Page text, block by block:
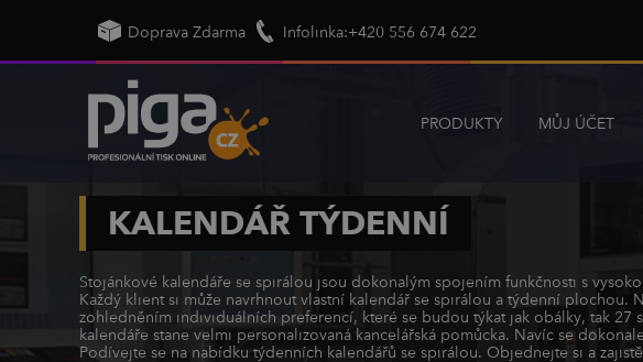
Doprava Zdarma Infolinka:+420 556 674 622
PRODUKTY MŮJ ÚČET
KALENDÁŘ TÝDENNÍ
Stojánkové kalendáře se spirálou jsou dokonalým spojením funkčnosti s
Každý klient si může navrhnout vlastní kalendář se spirálou a týdenní
zohledněním individuálních preferencí, které se budou týkat jak obálky, tak 27
kalendáře stane velmi personalizovaná kancelářská pomůcka. Navíc se
Podívejte se na nabídku týdenních kalendářů se spirálou. Objednejte si a